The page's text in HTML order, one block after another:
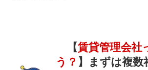
【賃貸管理会社
う？ 】まずは複数